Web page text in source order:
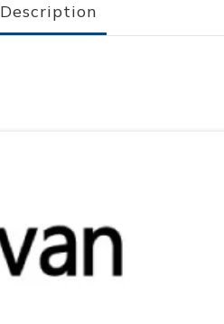
Description